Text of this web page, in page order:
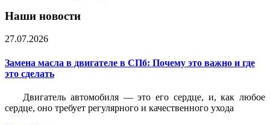
Наши новости
27.07.2026
Замена масла в двигателе в СПб: Почему это важно и где
это сделать
Двигатель автомобиля — это его сердце, и, как любое
сердце, оно требует регулярного и качественного ухода